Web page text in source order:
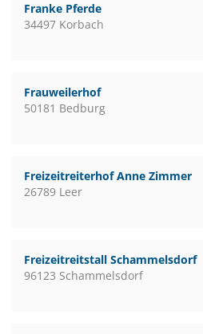
Franke Pferde
34497 Korbach
Frauweilerhof
50181 Bedburg
Freizeitreiterhof Anne Zimmer
26789 Leer
Freizeitreitstall Schammelsdorf
96123 Schammelsdorf